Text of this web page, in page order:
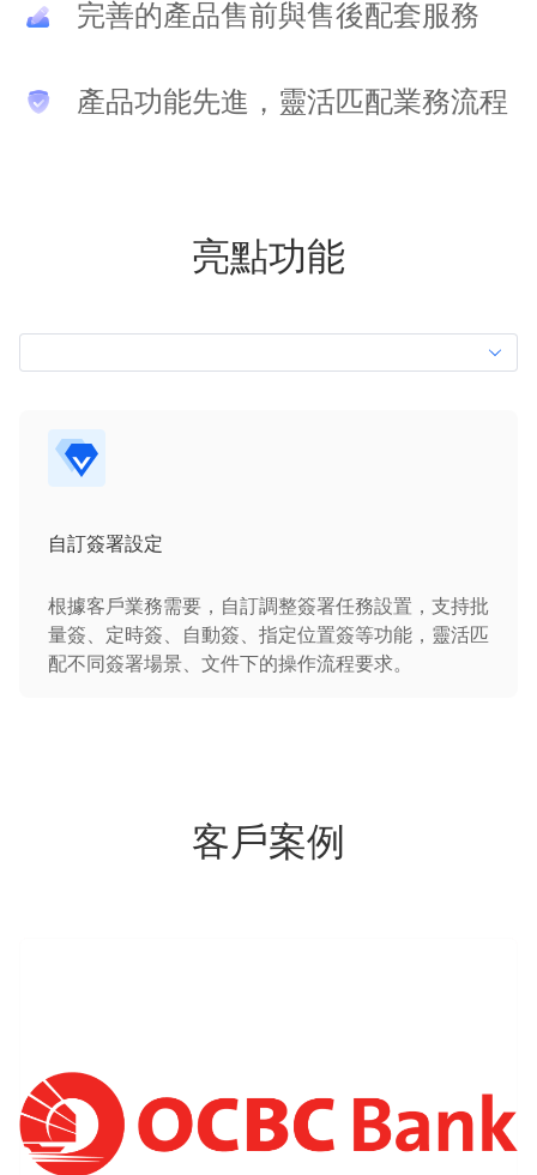
完善的產品售前與售後配套服務
產品功能先進，靈活匹配業務流程
亮點功能
自訂簽署設定
根據客戶業務需要，自訂調整簽署任務設置，支持批
量簽、定時簽、自動簽、指定位置簽等功能，靈活匹
配不同簽署場景、文件下的操作流程要求。
客戶案例